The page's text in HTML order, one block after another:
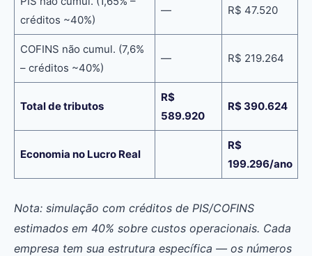
créditos ~40%)
— R$ 47.520
COFINS não cumul. (7,6%
– créditos ~40%)
— R$ 219.264
Total de tributos
R$
589.920
R$ 390.624
Economia no Lucro Real
R$
199.296/ano
Nota: simulação com créditos de PIS/COFINS
estimados em 40% sobre custos operacionais. Cada
empresa tem sua estrutura específica — os números